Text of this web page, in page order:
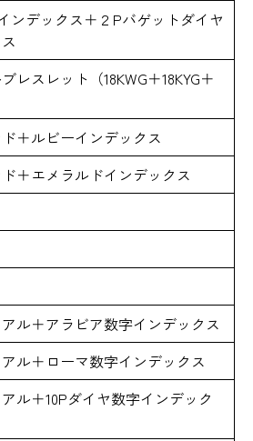
ンデックス＋２Pバゲットダイヤ
レスレット（18KWG＋18KYG＋
＋ルビーインデックス
＋エメラルドインデックス
ル＋アラビア数字インデックス
ル＋ローマ数字インデックス
ル＋10Pダイヤ数字インデック